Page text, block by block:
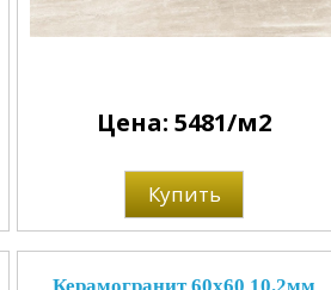
Цена: 5481/м2
Купить